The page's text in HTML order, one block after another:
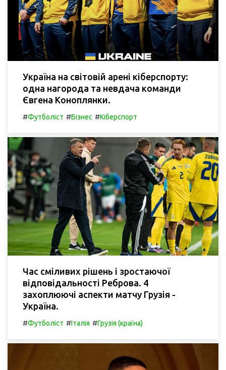
Україна на світовій арені кіберспорту:
одна нагорода та невдача команди
Євгена Коноплянки.
#Футболіст #Бізнес #Кіберспорт
Час сміливих рішень і зростаючої
відповідальності Реброва. 4
захоплюючі аспекти матчу Грузія -
Україна.
#Футболіст #Італія #Грузія (країна)